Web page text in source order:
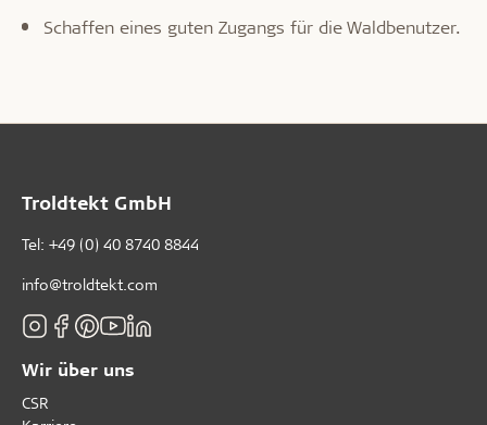
Schaffen eines guten Zugangs für die Waldbenutzer.
Troldtekt GmbH
Tel: +49 (0) 40 8740 8844
info@troldtekt.com
Wir über uns
CSR